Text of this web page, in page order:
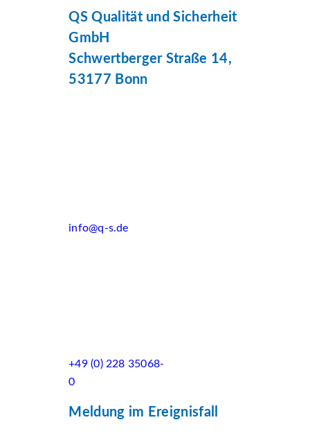
QS Qualität und Sicherheit
GmbH
Schwertberger Straße 14,
53177 Bonn
info@q-s.de
+49 (0) 228 35068-
0
Meldung im Ereignisfall